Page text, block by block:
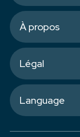
À propos
Légal
Language